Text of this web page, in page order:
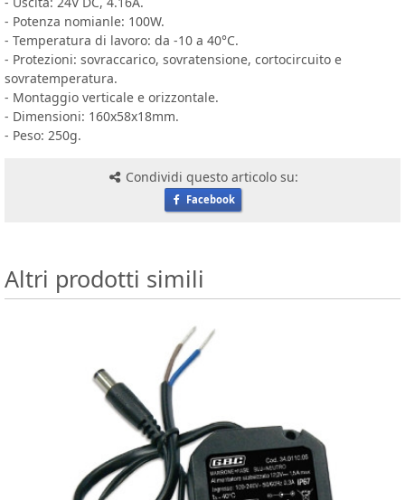
- Potenza nomianle: 100W.
- Temperatura di lavoro: da -10 a 40°C.
- Protezioni: sovraccarico, sovratensione, cortocircuito e
sovratemperatura.
- Montaggio verticale e orizzontale.
- Dimensioni: 160x58x18mm.
- Peso: 250g.
Condividi questo articolo su:
Facebook
Altri prodotti simili